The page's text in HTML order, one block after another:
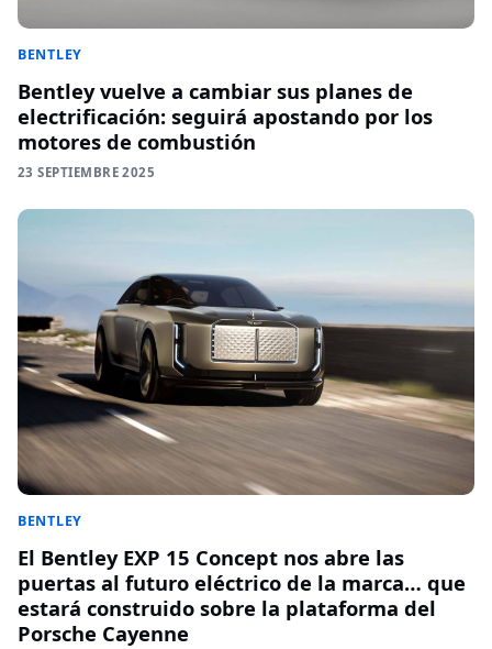
BENTLEY
Bentley vuelve a cambiar sus planes de
electrificación: seguirá apostando por los
motores de combustión
23 SEPTIEMBRE 2025
BENTLEY
El Bentley EXP 15 Concept nos abre las
puertas al futuro eléctrico de la marca… que
estará construido sobre la plataforma del
Porsche Cayenne